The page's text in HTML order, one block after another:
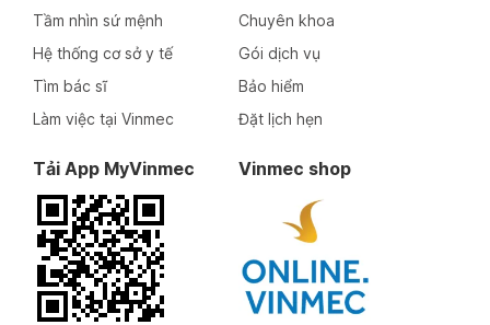
Tầm nhìn sứ mệnh
Hệ thống cơ sở y tế
Tìm bác sĩ
Làm việc tại Vinmec
Chuyên khoa
Gói dịch vụ
Bảo hiểm
Đặt lịch hẹn
Tải App MyVinmec Vinmec shop